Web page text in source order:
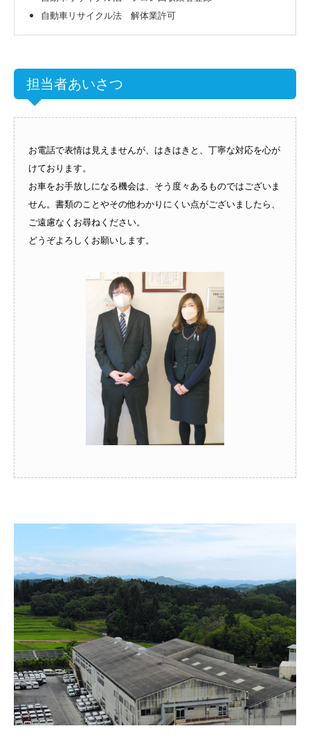
自動車リサイクル法 解体業許可
担当者あいさつ
お電話で表情は見えませんが、はきはきと、丁寧な対応を心が
けております。
お車をお手放しになる機会は、そう度々あるものではございま
せん。書類のことやその他わかりにくい点がございましたら、
ご遠慮なくお尋ねください。
どうぞよろしくお願いします。